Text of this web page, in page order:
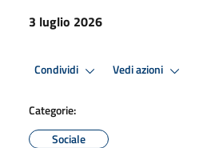
3 luglio 2026
Condividi Vedi azioni
Categorie:
Sociale